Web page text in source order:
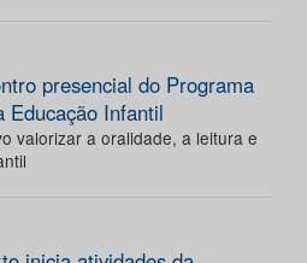
presencial do Programa
Educação Infantil
valorizar a oralidade, a leitura e